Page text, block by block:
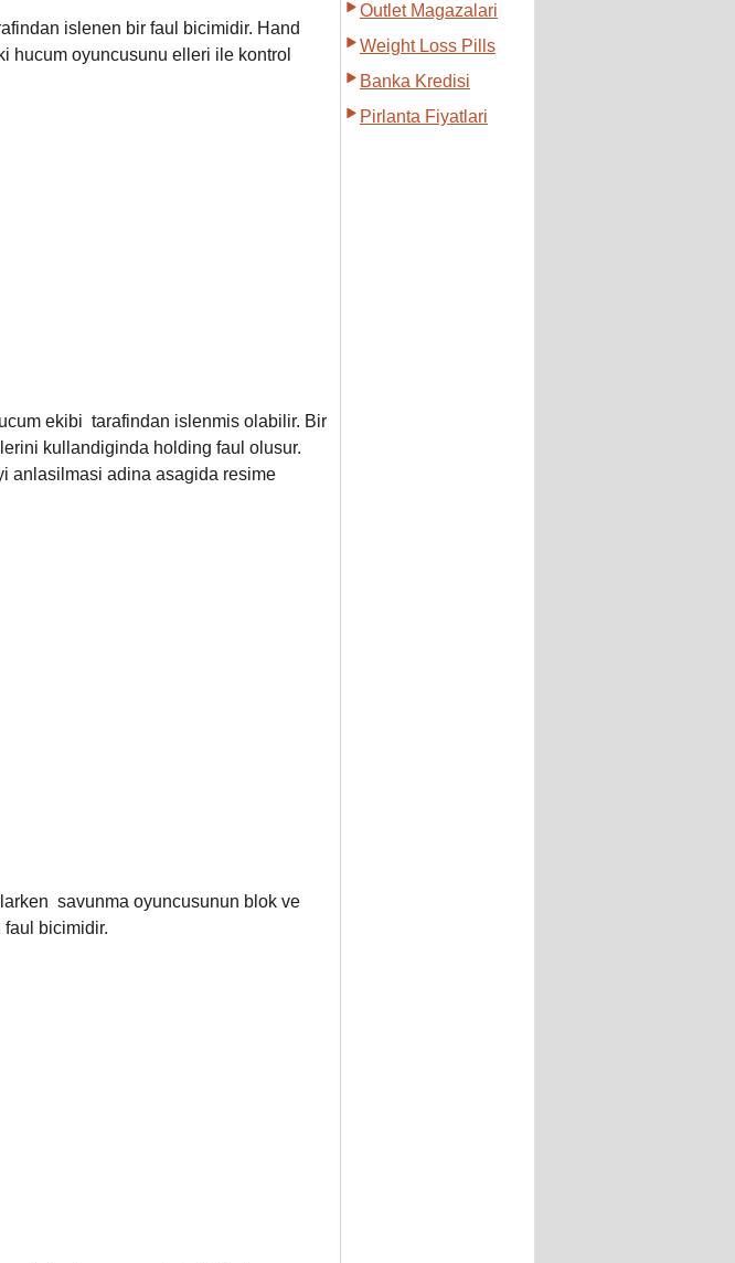
islenen bir faul bicimidir. Hand
hucum oyuncusunu elleri ile kontrol
ekibi tarafindan islenmis olabilir. Bir
kullandiginda holding faul olusur.
anlasilmasi adina asagida resime
savunma oyuncusunun blok ve
bicimidir.
Outlet Magazalari
Weight Loss Pills
Banka Kredisi
Pirlanta Fiyatlari